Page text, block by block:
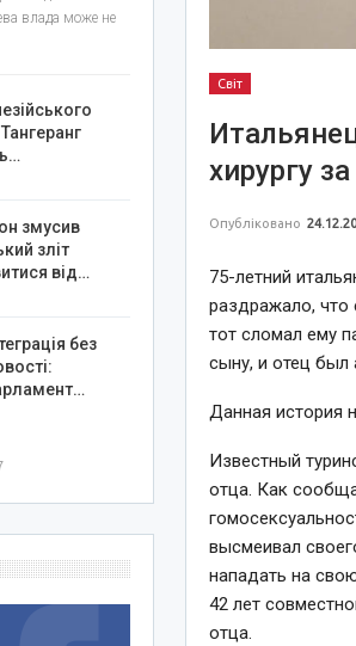
Світ
хирургу
Опубліковано
75-летний
раздражало, что
тот сломал ему
сыну, и отец был
Данная история
Известный
отца. Как
высмеивал
нападать на
42 лет
отца.
влада може не
Тангеранг
змусив
зліт
від…
без